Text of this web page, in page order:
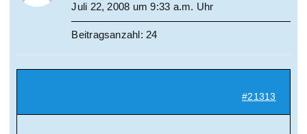
Juli 22, 2008 um 9:33 a.m. Uhr
Beitragsanzahl: 24
#21313